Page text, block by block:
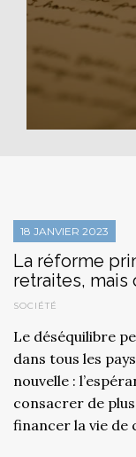
18 JANVIER 2023
La réforme
retraites,
SOCIÉTÉ
Le déséquilibre
dans tous les
nouvelle :
consacrer de
financer la vie de